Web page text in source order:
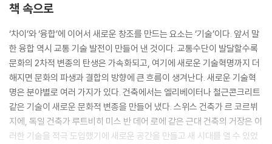
옥
르 코르뷔지에 제1기. 빌라 바크레송, 1922년: 서양 전통의 계승
르 코르뷔지에 제2기. 빌라 사보아, 1929년 : 기하학의 잔재
르 코르뷔지에 제3기. 밀 오너스 빌딩, 1954년: 자유곡선 평면의 등장
르 코르뷔지에 제4기. 카펜터 센터, 1961년: 사각형을 깨뜨리다
두 거장이 새로운 생각을 만든 방식: 기술 × 다른 문화
7장. 공간의 이종 교배 2세대
책 속으로
‘차이’와 ‘융합’에 이어서 새로운 창조를 만드는 요소는 ‘기술’이다. 앞서 말
한 융합 역시 교통 기술 발전이 만들어 낸 것이다. 교통수단이 발달할수록
문화의 2차적 변종의 탄생은 가속화되고, 여기에 새로운 기술혁명까지 더
해지면 문화의 파생과 결합의 방향에 큰 흐름이 생겨난다. 새로운 기술혁
명은 분야별로 여러 가지가 있다. 건축에서는 엘리베이터나 철근콘크리트
같은 기술이 새로운 문화적 변종을 만들어 냈다. 스위스 건축가 르 코르뷔
지에, 독일 건축가 루트비히 미스 반 데어 로에 같은 근대 건축의 거장은 이
러한 기술을 적극 도입했기에 새로운 공간을 만들고 새 시대를 열 수 있었